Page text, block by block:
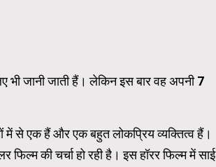
जानी जाती हैं। लेकिन इस बार वह अपनी 7
में से एक हैं और एक बहुत लोकप्रिय व्यक्तित्व हैं।
की चर्चा हो रही है। इस हॉरर फिल्म में साई